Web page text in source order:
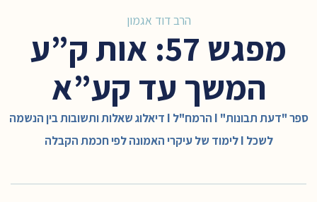
הרב דוד אגמון
מפגש 57: אות ק”ע
המשך עד קע”א
ספר "דעת תבונות" I הרמח"ל I דיאלוג שאלות ותשובות בין הנשמה
לשכל I לימוד של עיקרי האמונה לפי חכמת הקבלה